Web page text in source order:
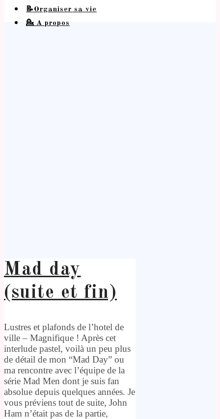
📝Organiser sa vie
💁 A propos
Mad day
(suite et fin)
Lustres et plafonds de l’hotel de
ville – Magnifique ! Après cet
interlude pastel, voilà un peu plus
de détail de mon “Mad Day” ou
ma rencontre avec l’équipe de la
série Mad Men dont je suis fan
absolue depuis quelques années. Je
vous préviens tout de suite, John
Ham n’était pas de la partie,